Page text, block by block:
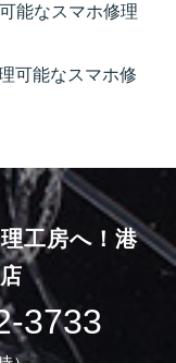
能なスマホ修理
可能なスマホ修
工房へ！ 港
3733